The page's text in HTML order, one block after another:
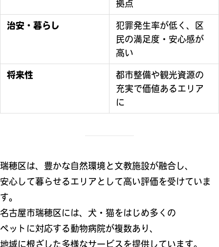
拠点
治安・暮らし
犯罪発生率が低く、区
民の満足度・安心感が
高い
将来性
都市整備や観光資源の
充実で価値あるエリア
に
瑞穂区は、豊かな自然環境と文教施設が融合し、
安心して暮らせるエリアとして高い評価を受けていま
す。
名古屋市瑞穂区には、犬・猫をはじめ多くの
ペットに対応する動物病院が複数あり、
地域に根ざした多様なサービスを提供しています。